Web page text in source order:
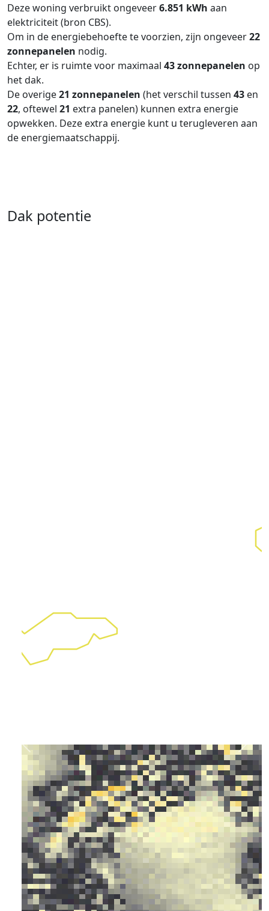
Deze woning verbruikt ongeveer6.851 kWh aan
elektriciteit (bron CBS).
Om in de energiebehoefte te voorzien, zijn ongeveer22
zonnepanelen nodig.
Echter, er is ruimte voor maximaal 43 zonnepanelen op
het dak.
De overige21 zonnepanelen (het verschil tussen 43 en
22, oftewel 21 extra panelen) kunnen extra energie
opwekken. Deze extra energie kunt u terugleveren aan
de energiemaatschappij.
Dak potentie
Previous Next